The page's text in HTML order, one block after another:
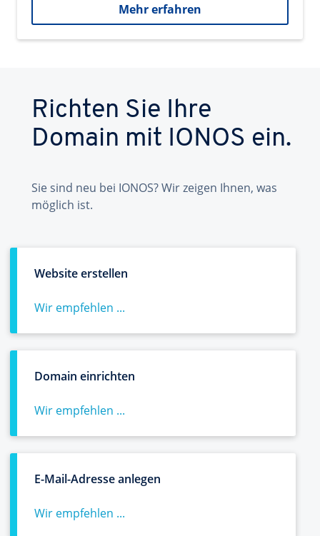
Mehr erfahren
Richten Sie Ihre
Domain mit IONOS ein.
Sie sind neu bei IONOS? Wir zeigen Ihnen, was
möglich ist.
Website erstellen
Wir empfehlen ...
Domain einrichten
Wir empfehlen ...
E-Mail-Adresse anlegen
Wir empfehlen ...